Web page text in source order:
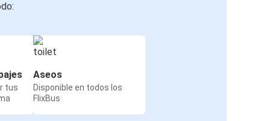
tus
Aseos
Disponible en todos los
FlixBus